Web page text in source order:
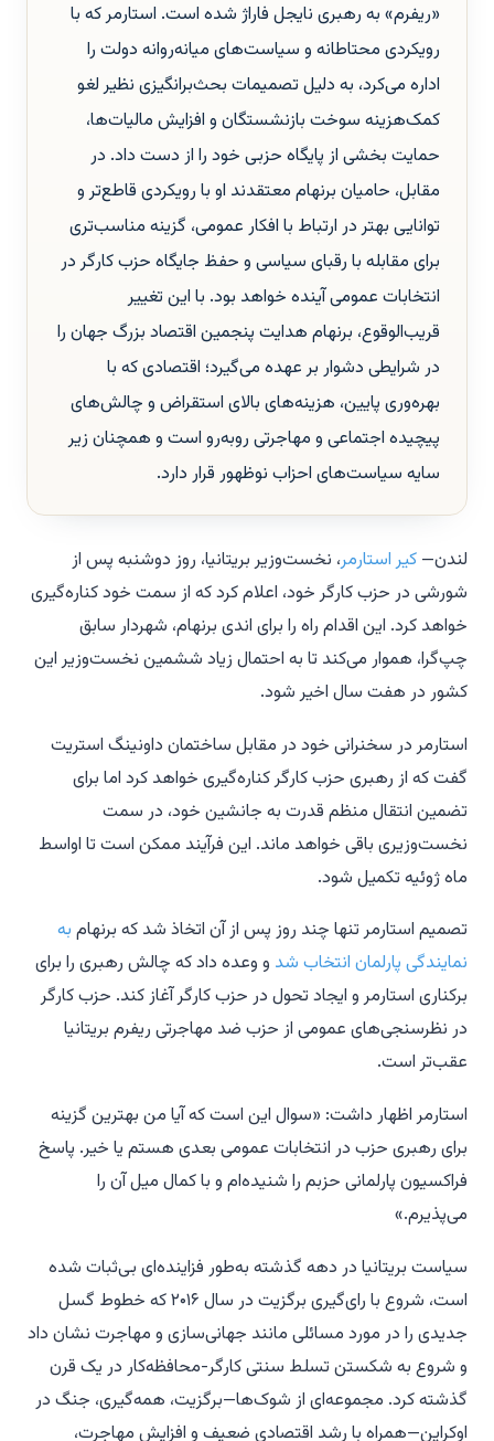
«ریفرم» به رهبری نایجل فاراژ شده است. استارمر که با
رویکردی محتاطانه و سیاست‌های میانه‌روانه دولت را
اداره می‌کرد، به دلیل تصمیمات بحث‌برانگیزی نظیر لغو
کمک‌هزینه سوخت بازنشستگان و افزایش مالیات‌ها،
حمایت بخشی از پایگاه حزبی خود را از دست داد. در
مقابل، حامیان برنهام معتقدند او با رویکردی قاطع‌تر و
توانایی بهتر در ارتباط با افکار عمومی، گزینه مناسب‌تری
برای مقابله با رقبای سیاسی و حفظ جایگاه حزب کارگر در
انتخابات عمومی آینده خواهد بود. با این تغییر
قریب‌الوقوع، برنهام هدایت پنجمین اقتصاد بزرگ جهان را
در شرایطی دشوار بر عهده می‌گیرد؛ اقتصادی که با
بهره‌وری پایین، هزینه‌های بالای استقراض و چالش‌های
پیچیده اجتماعی و مهاجرتی روبه‌رو است و همچنان زیر
سایه سیاست‌های احزاب نوظهور قرار دارد.
لندن— کیر استارمر، نخست‌وزیر بریتانیا، روز دوشنبه پس از
شورشی در حزب کارگر خود، اعلام کرد که از سمت خود کناره‌گیری
خواهد کرد. این اقدام راه را برای اندی برنهام، شهردار سابق
چپ‌گرا، هموار می‌کند تا به احتمال زیاد ششمین نخست‌وزیر این
کشور در هفت سال اخیر شود.
استارمر در سخنرانی خود در مقابل ساختمان داونینگ استریت
گفت که از رهبری حزب کارگر کناره‌گیری خواهد کرد اما برای
تضمین انتقال منظم قدرت به جانشین خود، در سمت
نخست‌وزیری باقی خواهد ماند. این فرآیند ممکن است تا اواسط
ماه ژوئیه تکمیل شود.
تصمیم استارمر تنها چند روز پس از آن اتخاذ شد که برنهام به
نمایندگی پارلمان انتخاب شد و وعده داد که چالش رهبری را برای
برکناری استارمر و ایجاد تحول در حزب کارگر آغاز کند. حزب کارگر
در نظرسنجی‌های عمومی از حزب ضد مهاجرتی ریفرم بریتانیا
عقب‌تر است.
استارمر اظهار داشت: «سوال این است که آیا من بهترین گزینه
برای رهبری حزب در انتخابات عمومی بعدی هستم یا خیر. پاسخ
فراکسیون پارلمانی حزبم را شنیده‌ام و با کمال میل آن را
می‌پذیرم.»
سیاست بریتانیا در دهه گذشته به‌طور فزاینده‌ای بی‌ثبات شده
است، شروع با رای‌گیری برگزیت در سال ۲۰۱۶ که خطوط گسل
جدیدی را در مورد مسائلی مانند جهانی‌سازی و مهاجرت نشان داد
و شروع به شکستن تسلط سنتی کارگر-محافظه‌کار در یک قرن
گذشته کرد. مجموعه‌ای از شوک‌ها—برگزیت، همه‌گیری، جنگ در
اوکراین—همراه با رشد اقتصادی ضعیف و افزایش مهاجرت،